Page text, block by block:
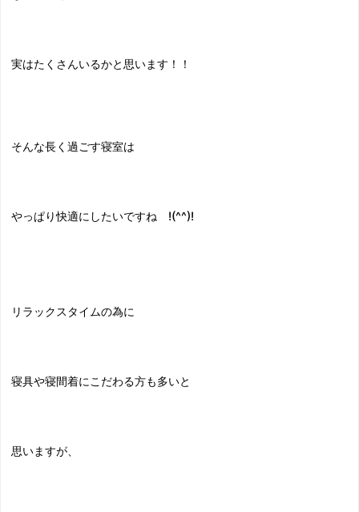
実はたくさんいるかと思います！！
そんな長く過ごす寝室は
やっぱり快適にしたいですね !(^^)!
リラックスタイムの為に
寝具や寝間着にこだわる方も多いと
思いますが、